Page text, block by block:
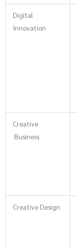
Digital
Innovation
Creative
Business
Creative Design